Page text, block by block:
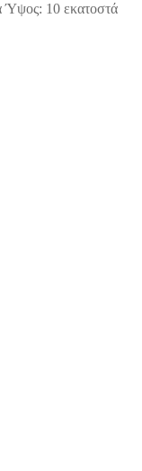
Ύψος: 10 εκατοστά